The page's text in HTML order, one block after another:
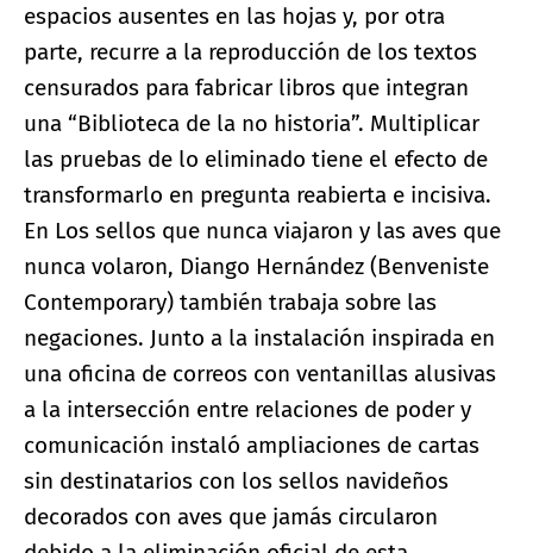
espacios ausentes en las hojas y, por otra
parte, recurre a la reproducción de los textos
censurados para fabricar libros que integran
una “Biblioteca de la no historia”. Multiplicar
las pruebas de lo eliminado tiene el efecto de
transformarlo en pregunta reabierta e incisiva.
En Los sellos que nunca viajaron y las aves que
nunca volaron, Diango Hernández (Benveniste
Contemporary) también trabaja sobre las
negaciones. Junto a la instalación inspirada en
una oficina de correos con ventanillas alusivas
a la intersección entre relaciones de poder y
comunicación instaló ampliaciones de cartas
sin destinatarios con los sellos navideños
decorados con aves que jamás circularon